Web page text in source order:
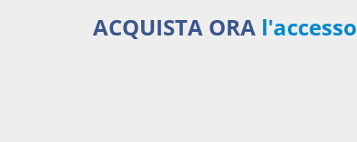
14 art. 19
ACQUISTA ORA l'accesso